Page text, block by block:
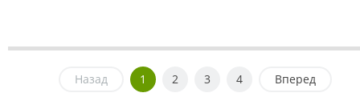
Назад 1 2 3 4 Вперед